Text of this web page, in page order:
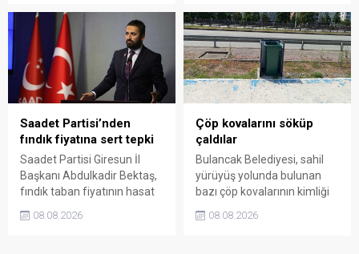
bölgede kısa süreli panik
yaşanırken polis geniş çaplı
soruşturma başlattı.
Valiliği, Tarım ve Orman İl
Müdürlüğü ile ilgili kurumları
denetime çağırdı. Akdoğan,
yüzde 50’ye ulaşan fiyat
farklarının araştırılması
gerektiğini söyledi.
Saadet Partisi’nden
fındık fiyatına sert tepki
Saadet Partisi Giresun İl
Başkanı Abdulkadir Bektaş,
fındık taban fiyatının hasat
başlamasına rağmen
açıklanmamasına tepki
08.08.2026
Çöp kovalarını söküp
çaldılar
Bulancak Belediyesi, sahil
yürüyüş yolunda bulunan
bazı çöp kovalarının kimliği
belirsiz kişi ya da kişilerce
sökülerek çalındığını açıkladı.
08.08.2026